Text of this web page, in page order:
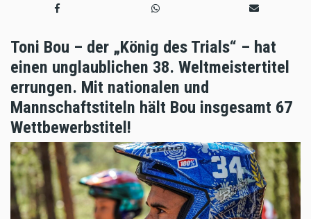
Toni Bou – der „König des Trials“ – hat
einen unglaublichen 38. Weltmeistertitel
errungen. Mit nationalen und
Mannschaftstiteln hält Bou insgesamt 67
Wettbewerbstitel!